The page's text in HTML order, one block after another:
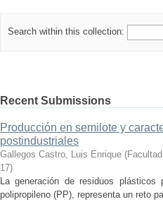
Search within this collection:
Recent Submissions
Producción en semilote y
postindustriales
Gallegos Castro, Luis Enrique (
17)
La generación de residuos
polipropileno (PP), representa un reto